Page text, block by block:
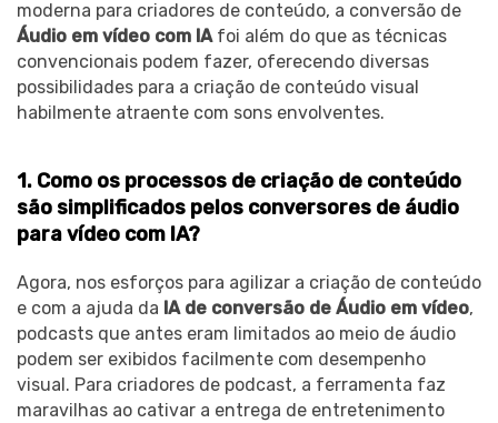
moderna para criadores de conteúdo, a conversão de
Áudio em vídeo com IAfoi além do que as técnicas
convencionais podem fazer, oferecendo diversas
possibilidades para a criação de conteúdo visual
habilmente atraente com sons envolventes.
1. Como os processos de criação de conteúdo
são simplificados pelos conversores de áudio
para vídeo com IA?
Agora, nos esforços para agilizar a criação de conteúdo
e com a ajuda da IA de conversão de Áudio em vídeo,
podcasts que antes eram limitados ao meio de áudio
podem ser exibidos facilmente com desempenho
visual. Para criadores de podcast, a ferramenta faz
maravilhas ao cativar a entrega de entretenimento